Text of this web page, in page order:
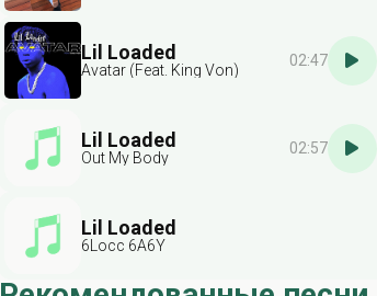
Lil Loaded
Avatar (Feat. King Von)
02:47
Lil Loaded
Out My Body
02:57
Lil Loaded
6Locc 6A6Y